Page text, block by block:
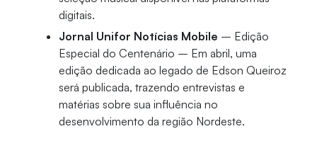
digitais.
Jornal Unifor Notícias Mobile – Edição
Especial do Centenário – Em abril, uma
edição dedicada ao legado de Edson Queiroz
será publicada, trazendo entrevistas e
matérias sobre sua influência no
desenvolvimento da região Nordeste.